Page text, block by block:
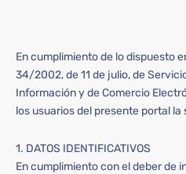
En cumplimiento de lo dispuesto
34/2002, de 11 de julio, de
Información y de Comercio
los usuarios del presente portal
1. DATOS IDENTIFICATIVOS
En cumplimiento con el deber de